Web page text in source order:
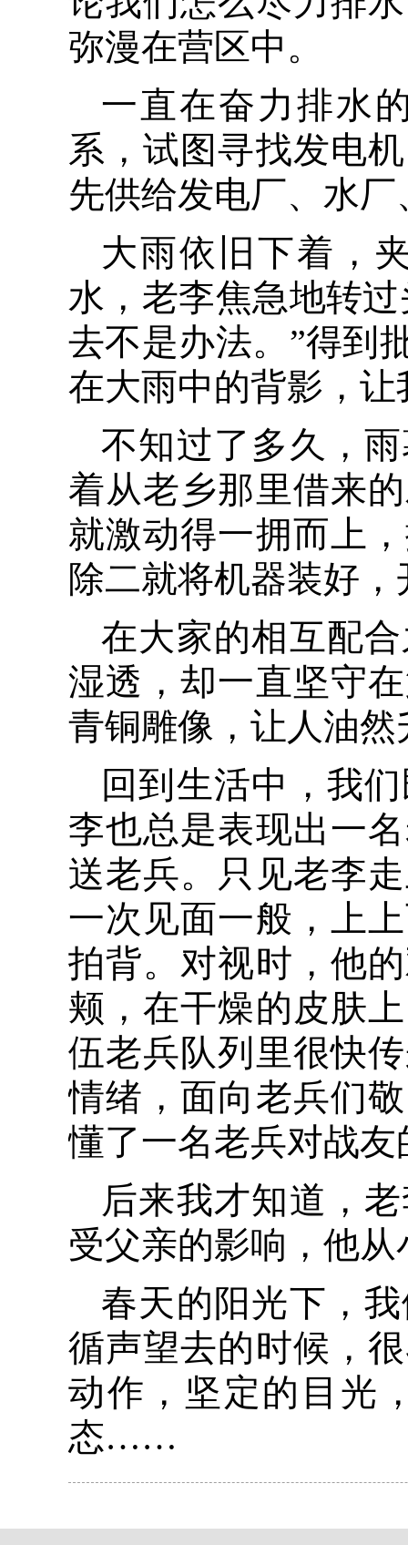
弥漫在营区中。
一直在奋力排水
系，试图寻找发电
先供给发电厂、水
大雨依旧下着，
水，老李焦急地转
去不是办法。”得到
在大雨中的背影，
不知过了多久，
着从老乡那里借来
就激动得一拥而上
除二就将机器装好
在大家的相互配
湿透，却一直坚守
青铜雕像，让人油
回到生活中，我
李也总是表现出一
送老兵。只见老李
一次见面一般，上
拍背。对视时，他
颊，在干燥的皮肤
伍老兵队列里很快
情绪，面向老兵们
懂了一名老兵对战
后来我才知道，
受父亲的影响，他
春天的阳光下，
循声望去的时候，
动作，坚定的目光
态……